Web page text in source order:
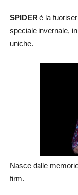
SPIDER è la
speciale invernale,
uniche.
Nasce dalle
firm.